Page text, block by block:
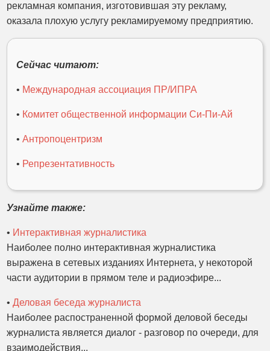
рекламная компания, изготовившая эту рекламу,
оказала плохую услугу рекламируемому предприятию.
Сейчас читают:
• Международная ассоциация ПР/ИПРА
• Комитет общественной информации Си-Пи-Ай
•Антропоцентризм
• Репрезентативность
Узнайте также:
• Интерактивная журналистика
Наиболее полно интерактивная журналистика
выражена в сетевых изданиях Интернета, у некоторой
части аудитории в прямом теле и радиоэфире...
•Деловая беседа журналиста
Наиболее распостраненной формой деловой беседы
журналиста является диалог - разговор по очереди, для
взаимодействия...